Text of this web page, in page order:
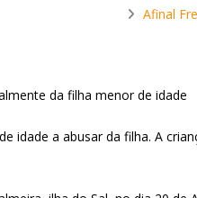
Afinal
da filha menor de idade
idade a abusar da filha. A